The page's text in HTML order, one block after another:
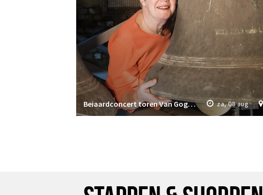
za, 08 aug
Beiaardconcert toren Van Gogh Kerk